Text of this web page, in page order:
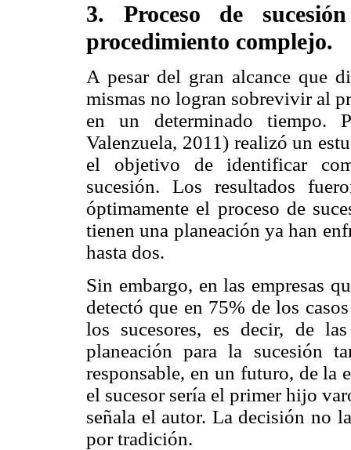
3. Proceso de
procedimiento complejo.
A pesar del gran alcance que
mismas no logran sobrevivir al
en un determinado tiempo.
Valenzuela, 2011) realizó un
el objetivo de identificar
sucesión. Los resultados
óptimamente el proceso de
tienen una planeación ya han
hasta dos.
Sin embargo, en las empresas
detectó que en 75% de los
los sucesores, es decir, de
planeación para la sucesión
responsable, en un futuro, de la
el sucesor sería el primer hijo
señala el autor. La decisión no
por tradición.